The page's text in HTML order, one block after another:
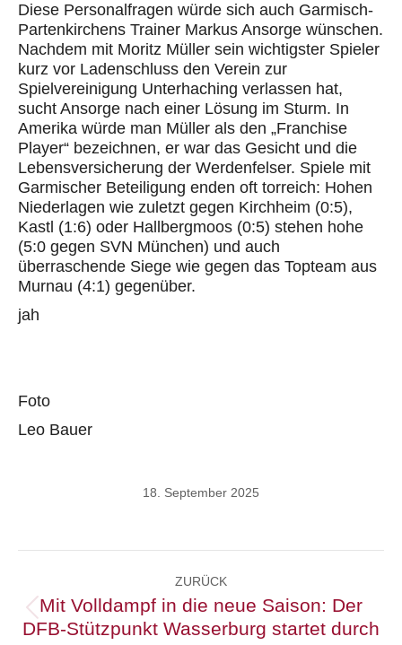
Diese Personalfragen würde sich auch Garmisch-
Partenkirchens Trainer Markus Ansorge wünschen.
Nachdem mit Moritz Müller sein wichtigster Spieler
kurz vor Ladenschluss den Verein zur
Spielvereinigung Unterhaching verlassen hat,
sucht Ansorge nach einer Lösung im Sturm. In
Amerika würde man Müller als den „Franchise
Player“ bezeichnen, er war das Gesicht und die
Lebensversicherung der Werdenfelser. Spiele mit
Garmischer Beteiligung enden oft torreich: Hohen
Niederlagen wie zuletzt gegen Kirchheim (0:5),
Kastl (1:6) oder Hallbergmoos (0:5) stehen hohe
(5:0 gegen SVN München) und auch
überraschende Siege wie gegen das Topteam aus
Murnau (4:1) gegenüber.
jah
Foto
Leo Bauer
18. September 2025
ZURÜCK
Vorheriger
Beitrag:
Mit Volldampf in die neue Saison: Der
DFB-Stützpunkt Wasserburg startet durch